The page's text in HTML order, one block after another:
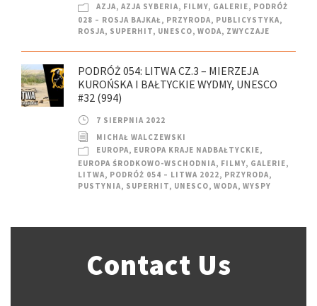
AZJA, AZJA SYBERIA, FILMY, GALERIE, PODRÓŻ
028 – ROSJA BAJKAŁ , PRZYRODA, PUBLICYSTYKA,
ROSJA, SUPERHIT, UNESCO, WODA, ZWYCZAJE
PODRÓŻ 054: LITWA CZ.3 – MIERZEJA
KUROŃSKA I BAŁTYCKIE WYDMY, UNESCO
#32 (994)
7 SIERPNIA 2022
MICHAŁ WALCZEWSKI
EUROPA, EUROPA KRAJE NADBAŁTYCKIE,
EUROPA ŚRODKOWO-WSCHODNIA, FILMY, GALERIE,
LITWA, PODRÓŻ 054 – LITWA 2022, PRZYRODA,
PUSTYNIA, SUPERHIT, UNESCO, WODA, WYSPY
Contact Us